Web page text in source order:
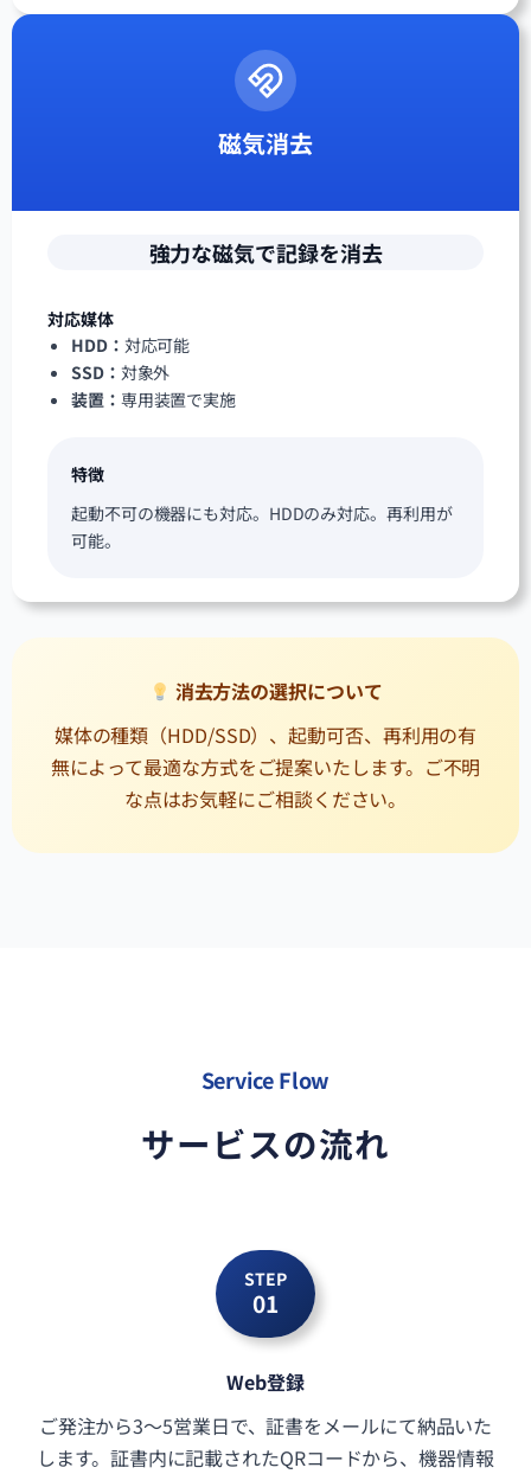
磁気消去
強力な磁気で記録を消去
対応媒体
HDD： 対応可能
SSD： 対象外
装置： 専用装置で実施
特徴
起動不可の機器にも対応。HDDのみ対応。再利用が
可能。
消去方法の選択について
媒体の種類（HDD/SSD）、起動可否、再利用の有
無によって最適な方式をご提案いたします。ご不明
な点はお気軽にご相談ください。
Service Flow
サービスの流れ
STEP
01
Web登録
ご発注から3～5営業日で、証書をメールにて納品いた
します。証書内に記載されたQRコードから、機器情報